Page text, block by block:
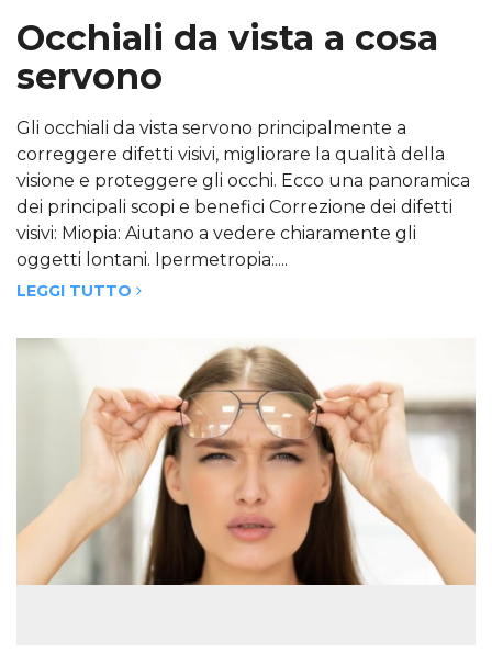
Occhiali da vista a cosa
servono
Gli occhiali da vista servono principalmente a
correggere difetti visivi, migliorare la qualità della
visione e proteggere gli occhi. Ecco una panoramica
dei principali scopi e benefici Correzione dei difetti
visivi: Miopia: Aiutano a vedere chiaramente gli
oggetti lontani. Ipermetropia:....
LEGGI TUTTO